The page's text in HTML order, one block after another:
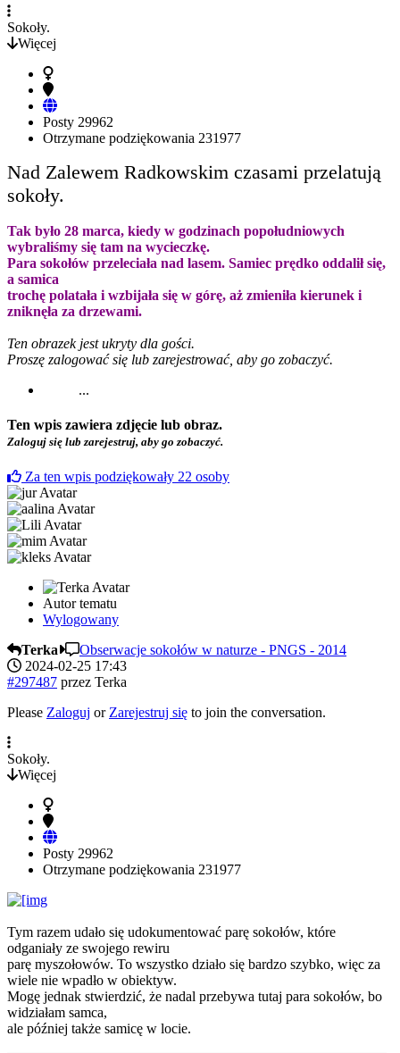
Sokoły.
Więcej
Posty 29962
Otrzymane podziękowania 231977
Nad Zalewem Radkowskim czasami przelatują
sokoły.
Tak było 28 marca, kiedy w godzinach popołudniowych
wybraliśmy się tam na wycieczkę.
Para sokołów przeleciała nad lasem. Samiec prędko oddalił się,
a samica
trochę polatała i wzbijała się w górę, aż zmieniła kierunek i
zniknęła za drzewami.
Ten obrazek jest ukryty dla gości.
Proszę zalogować się lub zarejestrować, aby go zobaczyć.
...
Ten wpis zawiera zdjęcie lub obraz.
Zaloguj się lub zarejestruj, aby go zobaczyć.
Za ten wpis podziękowały 22 osoby
Autor tematu
Wylogowany
Terka
Obserwacje sokołów w naturze - PNGS - 2014
2024-02-25 17:43
#297487 przez Terka
Please Zaloguj or Zarejestruj się to join the conversation.
Sokoły.
Więcej
Posty 29962
Otrzymane podziękowania 231977
Tym razem udało się udokumentować parę sokołów, które
odganiały ze swojego rewiru
parę myszołowów. To wszystko działo się bardzo szybko, więc za
wiele nie wpadło w obiektyw.
Mogę jednak stwierdzić, że nadal przebywa tutaj para sokołów, bo
widziałam samca,
ale później także samicę w locie.